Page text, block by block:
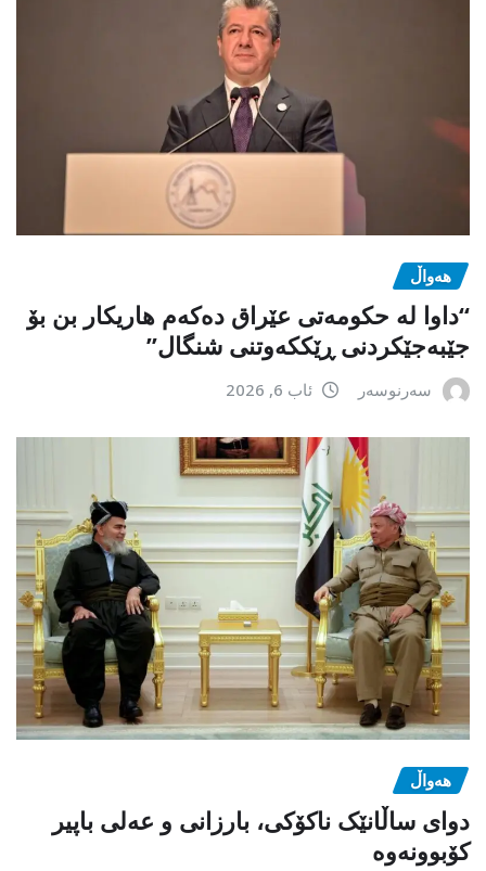
هەواڵ
“داوا لە حكومەتی عێراق دەكەم هاریكار بن بۆ
جێبەجێكردنی ڕێككەوتنی شنگال”
سەرنوسەر ئاب 6, 2026
هەواڵ
دوای ساڵانێک ناکۆکی، بارزانی و عەلی باپیر
کۆبوونەوە